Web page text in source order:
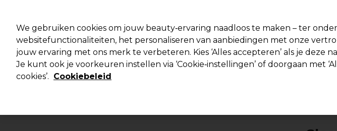
Zoeken
Merken Deals ⭐ Haar Elektra Salon interieur Beauty Mannen
We gebruiken cookies om jouw beauty‑ervaring naadloos te maken – ter
websitefunctionaliteiten, het personaliseren van aanbiedingen met onze
jouw ervaring met ons merk te verbeteren. Kies ‘Alles accepteren’ als je deze
Je kunt ook je voorkeuren instellen via ‘Cookie‑instellingen’ of doorgaan met
cookies’. Cookiebeleid